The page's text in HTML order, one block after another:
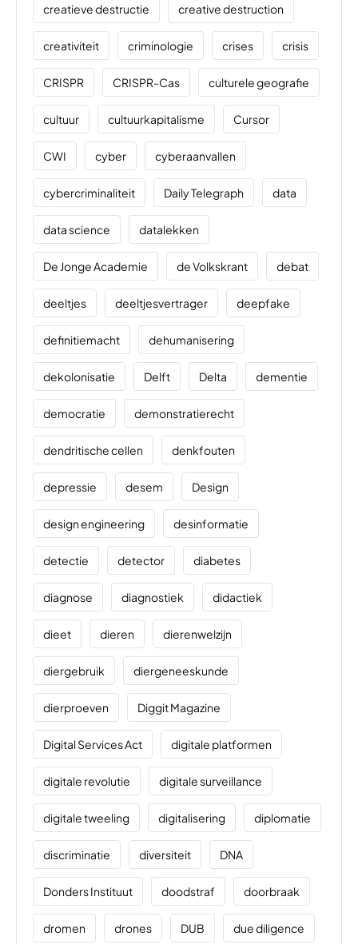
creatieve destructie creative destruction
creativiteit criminologie crises crisis
CRISPR CRISPR-Cas culturele geografie
cultuur cultuurkapitalisme Cursor
CWI cyber cyberaanvallen
cybercriminaliteit Daily Telegraph data
data science datalekken
De Jonge Academie de Volkskrant debat
deeltjes deeltjesvertrager deepfake
definitiemacht dehumanisering
dekolonisatie Delft Delta dementie
democratie demonstratierecht
dendritische cellen denkfouten
depressie desem Design
design engineering desinformatie
detectie detector diabetes
diagnose diagnostiek didactiek
dieet dieren dierenwelzijn
diergebruik diergeneeskunde
dierproeven Diggit Magazine
Digital Services Act digitale platformen
digitale revolutie digitale surveillance
digitale tweeling digitalisering diplomatie
discriminatie diversiteit DNA
Donders Instituut doodstraf doorbraak
dromen drones DUB due diligence